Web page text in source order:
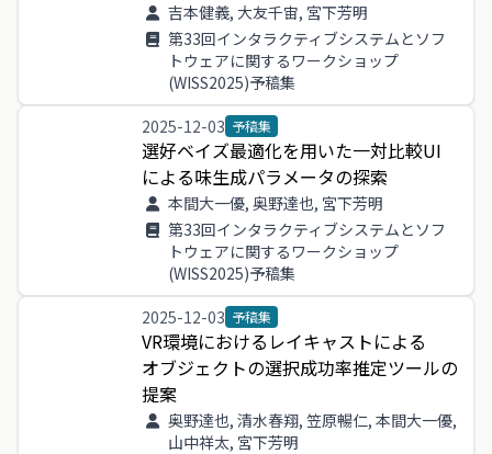
吉本健義, 大友千宙, 宮下芳明
第33回インタラクティブシステムとソフ
トウェアに関するワークショップ
(WISS2025)予稿集
2025-12-03 予稿集
選好ベイズ最適化を用いた一対比較UI
による味生成パラメータの探索
本間大一優, 奥野達也, 宮下芳明
第33回インタラクティブシステムとソフ
トウェアに関するワークショップ
(WISS2025)予稿集
2025-12-03 予稿集
VR環境における レイキャストによる
オブジェクトの選択成功率推定ツールの
提案
奥野達也, 清水春翔, 笠原暢仁, 本間大一優,
山中祥太, 宮下芳明